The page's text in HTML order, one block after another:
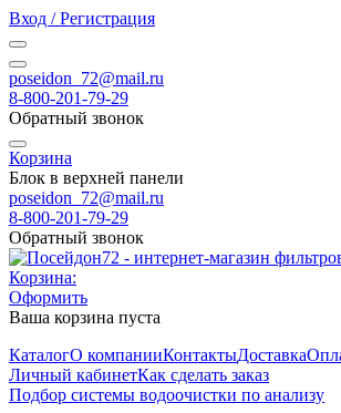
Вход / Регистрация
poseidon_72@mail.ru
8-800-201-79-29
Обратный звонок
Корзина
Блок в верхней панели
poseidon_72@mail.ru
8-800-201-79-29
Обратный звонок
Корзина:
Оформить
Ваша корзина пуста
КаталогО компанииКонтактыДоставка
Личный кабинетКак сделать заказ
Подбор системы водоочистки по анализу